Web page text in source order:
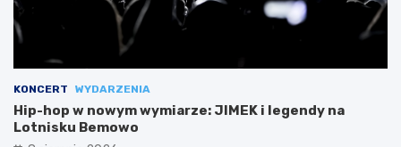
KONCERT WYDARZENIA
Hip-hop w nowym wymiarze: JIMEK i legendy na
Lotnisku Bemowo